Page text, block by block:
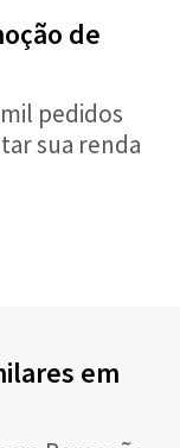
de
pedidos
sua renda
em